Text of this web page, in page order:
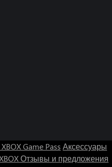
XBOX Game Pass Аксессуары
Отзывы и предложения